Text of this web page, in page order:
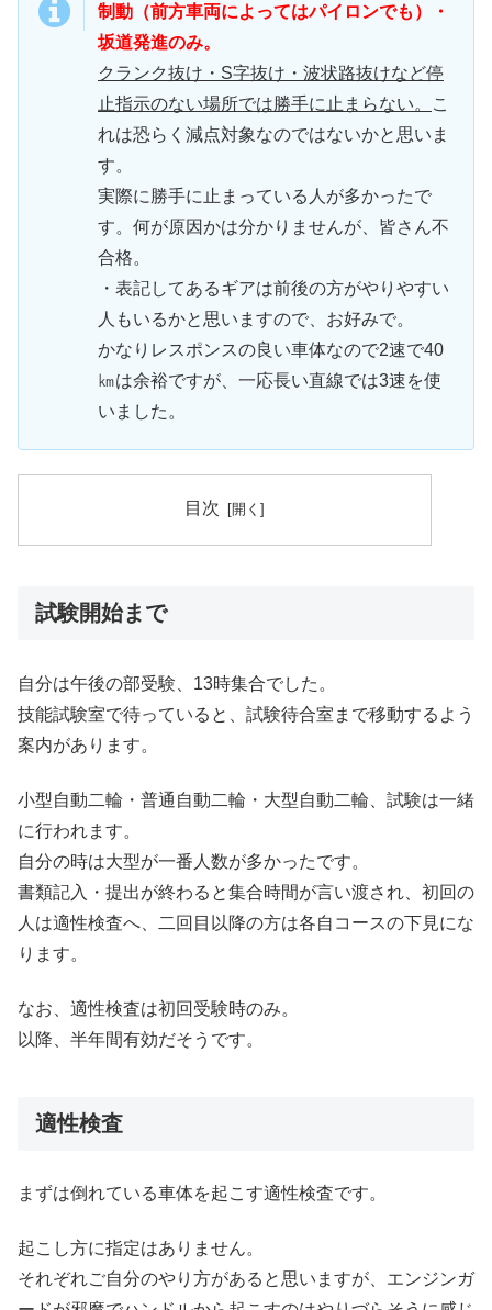
制動（前方車両によってはパイロンでも）・
坂道発進のみ。
クランク抜け・S字抜け・波状路抜けなど停
止指示のない場所では勝手に止まらない。
こ
れは恐らく減点対象なのではないかと思いま
す。
実際に勝手に止まっている人が多かったで
す。何が原因かは分かりませんが、皆さん不
合格。
・表記してあるギアは前後の方がやりやすい
人もいるかと思いますので、お好みで。
かなりレスポンスの良い車体なので2速で40
㎞は余裕ですが、一応長い直線では3速を使
いました。
目次
試験開始まで
自分は午後の部受験、13時集合でした。
技能試験室で待っていると、試験待合室まで移動するよう
案内があります。
小型自動二輪・普通自動二輪・大型自動二輪、試験は一緒
に行われます。
自分の時は大型が一番人数が多かったです。
書類記入・提出が終わると集合時間が言い渡され、初回の
人は適性検査へ、二回目以降の方は各自コースの下見にな
ります。
なお、適性検査は初回受験時のみ。
以降、半年間有効だそうです。
適性検査
まずは倒れている車体を起こす適性検査です。
起こし方に指定はありません。
それぞれご自分のやり方があると思いますが、エンジンガ